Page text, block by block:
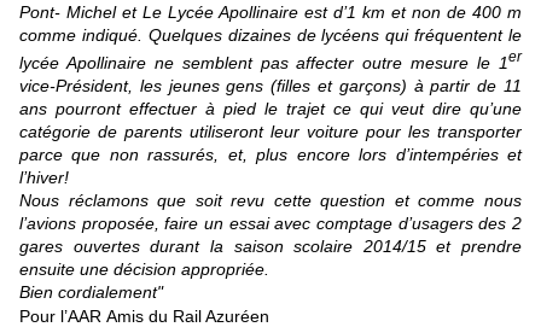
Pont- Michel et Le Lycée Apollinaire est d’1 km et non de 400 m
comme indiqué. Quelques dizaines de lycéens qui fréquentent le
lycée Apollinaire ne semblent pas affecter outre mesure le 1er
vice-Président, les jeunes gens (filles et garçons) à partir de 11
ans pourront effectuer à pied le trajet ce qui veut dire qu’une
catégorie de parents utiliseront leur voiture pour les transporter
parce que non rassurés, et, plus encore lors d’intempéries et
l’hiver!
Nous réclamons que soit revu cette question et comme nous
l’avions proposée, faire un essai avec comptage d’usagers des 2
gares ouvertes durant la saison scolaire 2014/15 et prendre
ensuite une décision appropriée.
Bien cordialement"
Pour l’AAR Amis du Rail Azuréen